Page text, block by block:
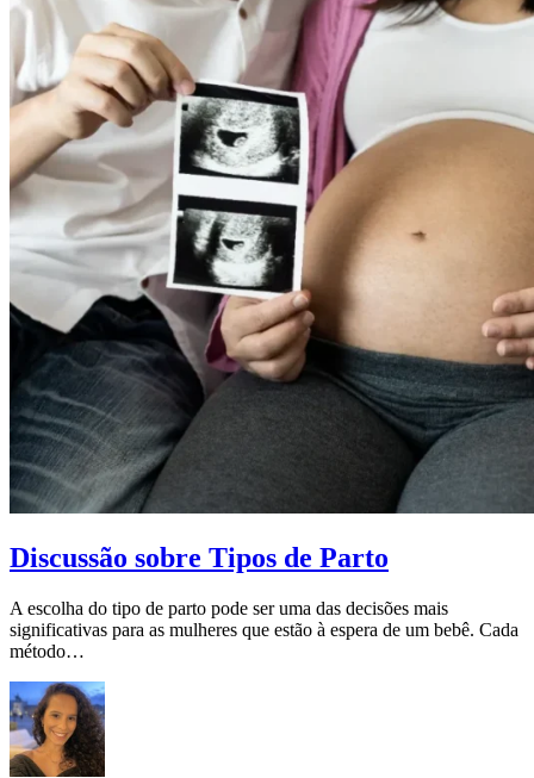
Discussão sobre Tipos de Parto
A escolha do tipo de parto pode ser uma das decisões mais
significativas para as mulheres que estão à espera de um bebê. Cada
método…